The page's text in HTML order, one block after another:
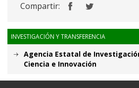
Compartir:
INVESTIGACIÓN Y TRANSFERENCIA
Agencia Estatal de
Ciencia e Innovación